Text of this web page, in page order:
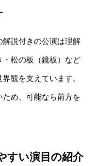
説付きの公演は理解
・松の板（鏡板）など
観を支えています。
め、可能なら前方を
すい演目の紹介